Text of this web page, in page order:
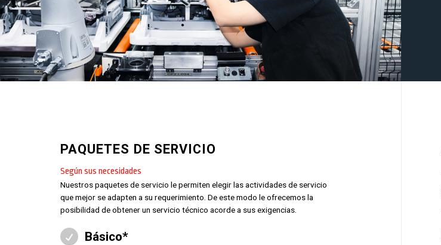
PAQUETES DE SERVICIO
Según sus necesidades
Nuestros paquetes de servicio le permiten elegir las actividades de servicio
que mejor se adapten a su requerimiento. De este modo le ofrecemos la
posibilidad de obtener un servicio técnico acorde a sus exigencias.
Básico*